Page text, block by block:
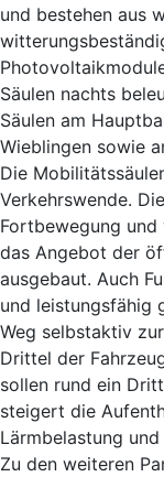
und bestehen aus
Säulen nachts
Säulen am
Wieblingen sowie
Die
Verkehrswende.
Fortbewegung
das Angebot der
ausgebaut. Auch
und leistungsfähig
Weg selbstaktiv
Drittel der
sollen rund ein
steigert die
Lärmbelastung
Zu den weiteren